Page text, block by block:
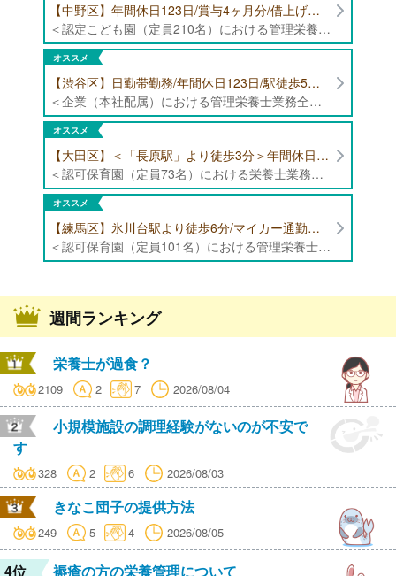
【中野区】年間休日123日/賞与4ヶ月分/借上げ住宅制度あり 認定こども園（定員210名）にて管理栄養士・栄養士募集！
＜認定こども園（定員210名）における管理栄養士・栄養士業務全般＞ ・管理栄養士、栄養士業務全般
オススメ
【渋谷区】日勤帯勤務/年間休日123日/駅徒歩5分/企業（本社配属）にて管理栄養士募集！
＜企業（本社配属）における管理栄養士業務全般＞ ・本社および在宅（週1日程度）で、運営・受託する保育園（約50箇所）の管理栄養士・マネジメント業務全般 ・調理指導、育成 ・調理代行※欠員時 ・衛生管理 ・献立作成 ・食材発注 ・園長、調理スタッフとの給食会議 ・クライアント企業との給食会議（食育等の企画提案） ・採用業務（面接・施設見学同行）など ・担当保育園の定期巡回（直行やオンライン対応あり） ※23区内の認可保育園や、事業所内保育園（市川市、古河市、厚木市・追浜等）
オススメ
【大田区】＜「長原駅」より徒歩3分＞年間休日120日以上/最大10連休取得可能/日勤帯勤務のみ 認可保育園（定員73名）にて、栄養士の募集！
＜認可保育園（定員73名）における栄養士業務全般＞ ・調理（朝おやつ・給食・おやつ・補食） ・盛付け、片づけ ・食育、保育室への給食ラウンド、事務業務 ・調理室のお掃除、備蓄の確認、発注など ※定員:73名(0歳児6名、1歳歳児10名、2歳児12名、3歳-5歳児各15名)
オススメ
【練馬区】氷川台駅より徒歩6分/マイカー通勤可能/年間休日120日/賞与高水準 認可保育園（定員101名）にて管理栄養士・栄養士・調理師募集！
＜認可保育園（定員101名）における管理栄養士・栄養士・調理師業務全般＞ ・調理業務全般 ・離乳食、アレルギー除去食対応 ・食育活動
週間ランキング
栄養士が過食？
2109 2 7 2026/08/04
小規模施設の調理経験がないのが不安で
す
328 2 6 2026/08/03
きなこ団子の提供方法
249 5 4 2026/08/05
4位 褥瘡の方の栄養管理について